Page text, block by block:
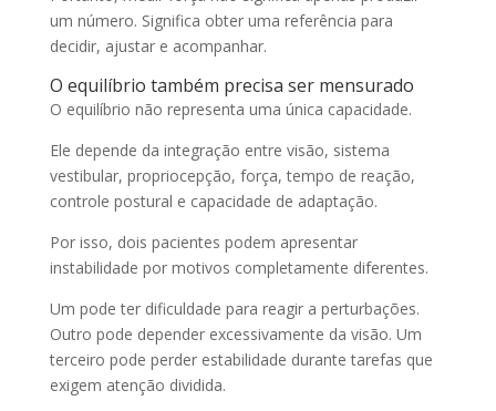
um número. Significa obter uma referência para
decidir, ajustar e acompanhar.
O equilíbrio também precisa ser mensurado
O equilíbrio não representa uma única capacidade.
Ele depende da integração entre visão, sistema
vestibular, propriocepção, força, tempo de reação,
controle postural e capacidade de adaptação.
Por isso, dois pacientes podem apresentar
instabilidade por motivos completamente diferentes.
Um pode ter dificuldade para reagir a perturbações.
Outro pode depender excessivamente da visão. Um
terceiro pode perder estabilidade durante tarefas que
exigem atenção dividida.